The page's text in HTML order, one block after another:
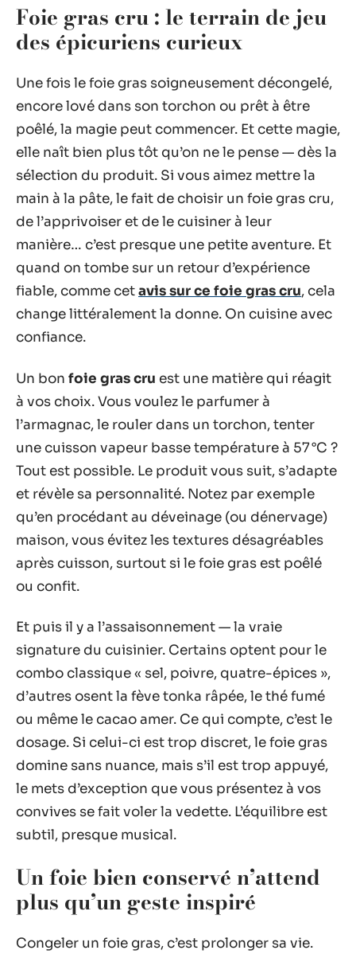
Foie gras cru : le terrain de jeu
des épicuriens curieux
Une fois le foie gras soigneusement décongelé,
encore lové dans son torchon ou prêt à être
poêlé, la magie peut commencer. Et cette magie,
elle naît bien plus tôt qu’on ne le pense — dès la
sélection du produit. Si vous aimez mettre la
main à la pâte, le fait de choisir un foie gras cru,
de l’apprivoiser et de le cuisiner à leur
manière… c’est presque une petite aventure. Et
quand on tombe sur un retour d’expérience
fiable, comme cetavis sur ce foie gras cru, cela
change littéralement la donne. On cuisine avec
confiance.
Un bon foie gras cru est une matière qui réagit
à vos choix. Vous voulez le parfumer à
l’armagnac, le rouler dans un torchon, tenter
une cuisson vapeur basse température à 57 °C ?
Tout est possible. Le produit vous suit, s’adapte
et révèle sa personnalité. Notez par exemple
qu’en procédant au déveinage (ou dénervage)
maison, vous évitez les textures désagréables
après cuisson, surtout si le foie gras est poêlé
ou confit.
Et puis il y a l’assaisonnement — la vraie
signature du cuisinier. Certains optent pour le
combo classique « sel, poivre, quatre-épices »,
d’autres osent la fève tonka râpée, le thé fumé
ou même le cacao amer. Ce qui compte, c’est le
dosage. Si celui-ci est trop discret, le foie gras
domine sans nuance, mais s’il est trop appuyé,
le mets d’exception que vous présentez à vos
convives se fait voler la vedette. L’équilibre est
subtil, presque musical.
Un foie bien conservé n’attend
plus qu’un geste inspiré
Congeler un foie gras, c’est prolonger sa vie.